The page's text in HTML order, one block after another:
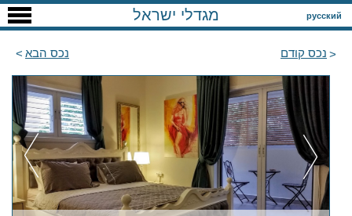
русский מגדלי ישראל
נכס קודם נכס הבא